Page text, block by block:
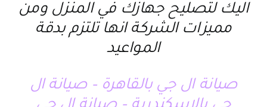
اليك لتصليح جهازك في المنزل ومن
مميزات الشركة انها تلتزم بدقة
المواعيد
صيانة ال جي بالقاهرة – صيانة ال